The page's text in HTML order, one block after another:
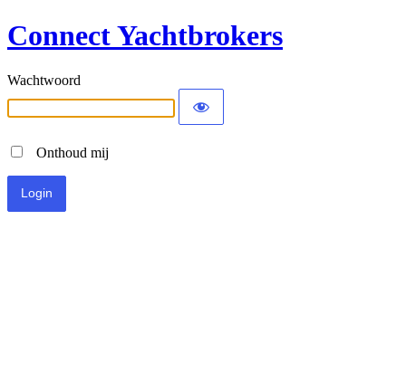
Connect Yachtbrokers
Wachtwoord
Onthoud mij